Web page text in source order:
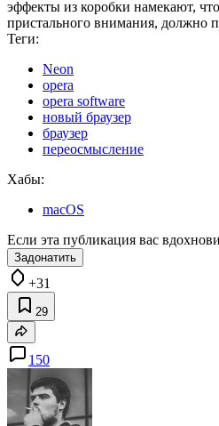
эффекты из коробки намекают,
пристального внимания, должно
Теги:
Neon
opera
opera software
новый браузер
браузер
переосмысление
Хабы:
macOS
Если эта публикация вас
Задонатить
+31
29
150